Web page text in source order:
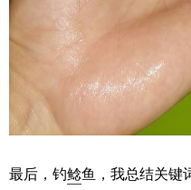
最后，钓鲶鱼，我总结关键